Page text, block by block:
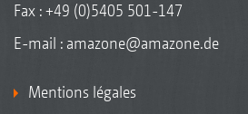
Fax : +49 (0)5405 501-147
E-mail : amazone@amazone.de
Mentions légales